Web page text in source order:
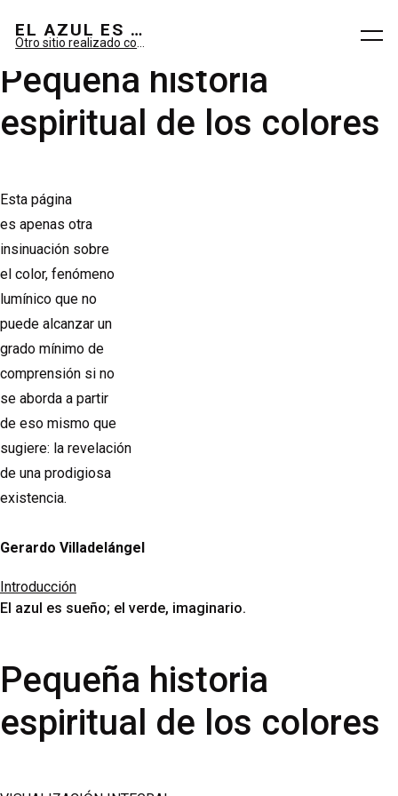
EL AZUL ES SUEÑO; EL VERDE ES IMAGINARIO
Pequeña historia
espiritual de los colores
Esta página
es apenas otra
insinuación sobre
el color, fenómeno
lumínico que no
puede alcanzar un
grado mínimo de
comprensión si no
se aborda a partir
de eso mismo que
sugiere: la revelación
de una prodigiosa
existencia.
Gerardo Villadelángel
Introducción
El azul es sueño; el verde, imaginario.
Pequeña historia
espiritual de los colores